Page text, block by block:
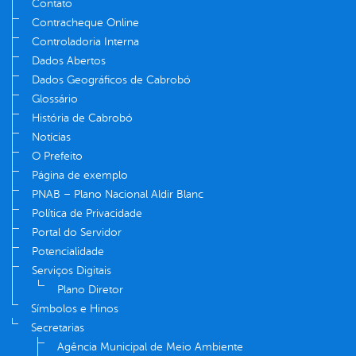
Contato
Contracheque Online
Controladoria Interna
Dados Abertos
Dados Geográficos de Cabrobó
Glossário
História de Cabrobó
Notícias
O Prefeito
Página de exemplo
PNAB – Plano Nacional Aldir Blanc
Política de Privacidade
Portal do Servidor
Potencialidade
Serviços Digitais
Plano Diretor
Símbolos e Hinos
Secretarias
Agência Municipal de Meio Ambiente